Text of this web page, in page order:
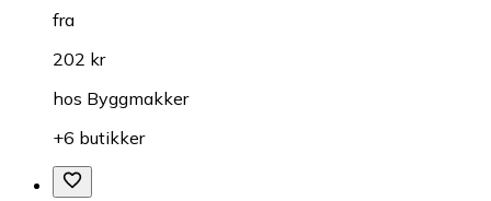
fra
202 kr
hos Byggmakker
+6 butikker